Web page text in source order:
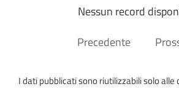
Nessun record
Precedente
I dati pubblicati sono riutilizzabili solo alle